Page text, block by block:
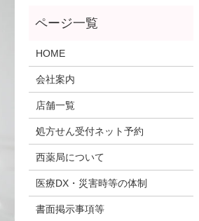
HOME
会社案内
店舗一覧
処方せん受付ネット予約
西薬局について
医療DX・災害時等の体制
書面掲示事項等